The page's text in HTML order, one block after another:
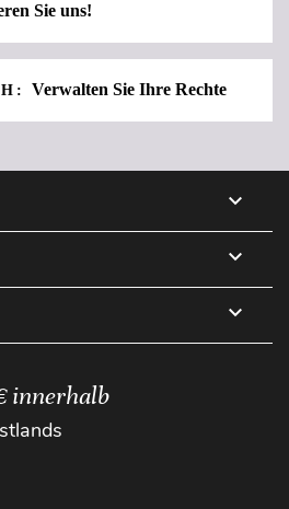
Sie uns!
Verwalten Sie Ihre Rechte



innerhalb